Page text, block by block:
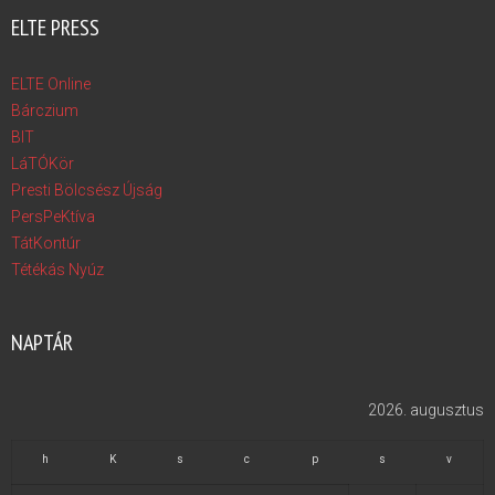
ELTE PRESS
ELTE Online
Bárczium
BIT
LáTÓKör
Presti Bölcsész Újság
PersPeKtíva
TátKontúr
Tétékás Nyúz
NAPTÁR
2026. augusztus
h K s c p s v